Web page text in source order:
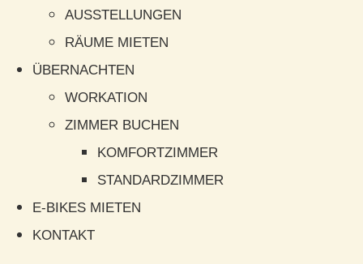
AUSSTELLUNGEN
RÄUME MIETEN
ÜBERNACHTEN
WORKATION
ZIMMER BUCHEN
KOMFORTZIMMER
STANDARDZIMMER
E-BIKES MIETEN
KONTAKT